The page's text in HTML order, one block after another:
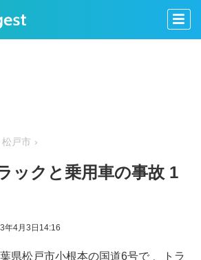
松戸市
ックと乗用車の事故 1
年4月3日14:16
県松戸市小根本の国道6号で 、トラ